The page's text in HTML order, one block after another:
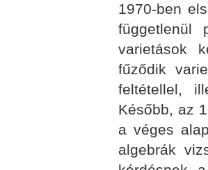
1970-ben
függetlenül
varietások
fűződik
feltétellel,
Később, az
a véges
algebrák